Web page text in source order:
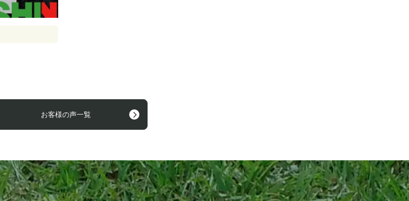
お客様の声一覧